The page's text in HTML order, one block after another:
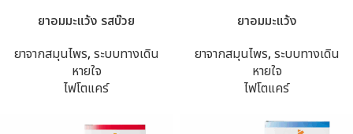
ยาอมมะแว้ง รสบ๊วย
ยาจากสมุนไพร, ระบบทางเดิน
หายใจ
ไฟโตแคร์
ยาอมมะแว้ง
ยาจากสมุนไพร, ระบบทางเดิน
หายใจ
ไฟโตแคร์